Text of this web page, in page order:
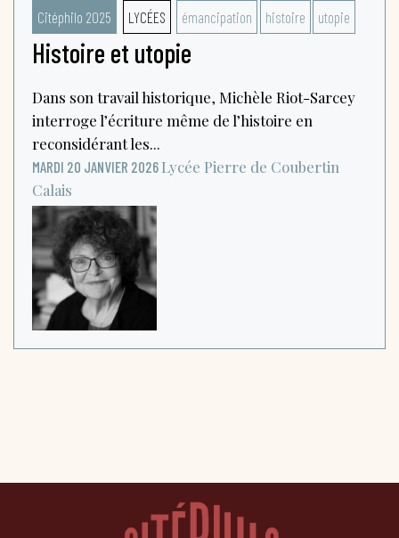
Citéphilo 2025 LYCÉES émancipation histoire utopie
Histoire et utopie
Dans son travail historique, Michèle Riot-Sarcey
interroge l’écriture même de l’histoire en
reconsidérant les...
MARDI 20 JANVIER 2026 Lycée Pierre de Coubertin
Calais